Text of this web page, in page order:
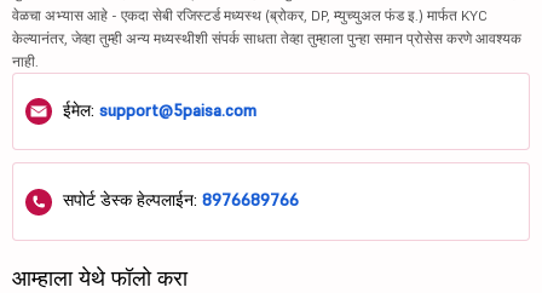
वेळचा अभ्यास आहे - एकदा सेबी रजिस्टर्ड मध्यस्थ (ब्रोकर, DP, म्युच्युअल फंड इ.) मार्फत KYC
केल्यानंतर, जेव्हा तुम्ही अन्य मध्यस्थीशी संपर्क साधता तेव्हा तुम्हाला पुन्हा समान प्रोसेस करणे आवश्यक
नाही.
ईमेल: support@5paisa.com
सपोर्ट डेस्क हेल्पलाईन: 8976689766
आम्हाला येथे फॉलो करा